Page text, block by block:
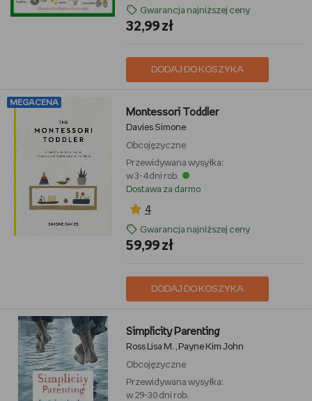
Gwarancja najniższej ceny
32,99 zł
DODAJ DO KOSZYKA
MEGACENA
Montessori Toddler
Davies Simone
Obcojęzyczne
Przewidywana wysyłka:
w 3-4 dni rob.
Dostawa za darmo
4
Gwarancja najniższej ceny
59,99 zł
DODAJ DO KOSZYKA
Simplicity Parenting
Ross Lisa M.
Payne Kim John
Obcojęzyczne
Przewidywana wysyłka:
w 29-30 dni rob.